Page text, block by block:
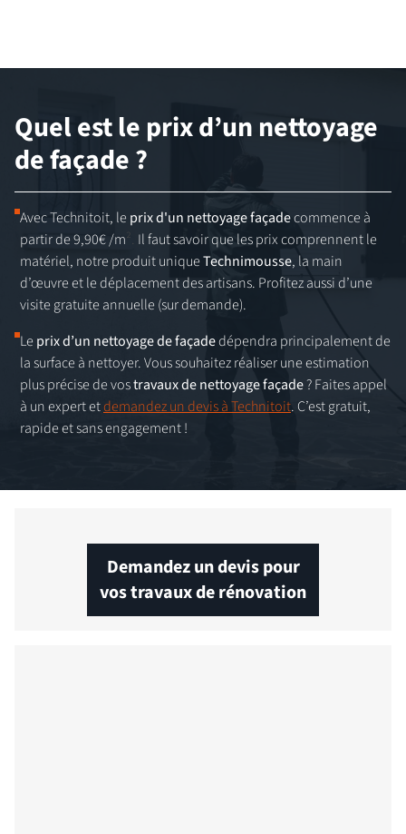
Quel est le prix d’un nettoyage
de façade ?
Avec Technitoit, le prix d'un nettoyage façadecommence à
partir de 9,90€ /m². Il faut savoir que les prix comprennent le
matériel, notre produit uniqueTechnimousse, la main
d’œuvre et le déplacement des artisans. Profitez aussi d’une
visite gratuite annuelle (sur demande).
Le prix d’un nettoyage de façadedépendra principalement de
la surface à nettoyer. Vous souhaitez réaliser une estimation
plus précise de vostravaux de nettoyage façade? Faites appel
à un expert etdemandez un devis à Technitoit. C’est gratuit,
rapide et sans engagement !
Demandez un devis pour
vos travaux de rénovation